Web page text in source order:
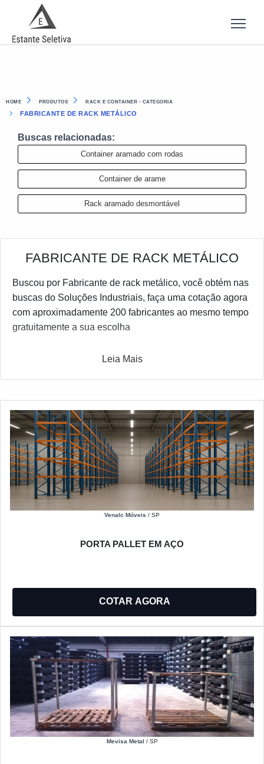
HOME PRODUTOS RACK E CONTAINER - CATEGORIA
FABRICANTE DE RACK METÁLICO
Buscas relacionadas:
Container aramado com rodas
Container de arame
Rack aramado desmontável
FABRICANTE DE RACK METÁLICO
Buscou por Fabricante de rack metálico, você obtém nas
buscas do Soluções Industriais, faça uma cotação agora
com aproximadamente 200 fabricantes ao mesmo tempo
gratuitamente a sua escolha
Leia Mais
Venalc Móveis / SP
PORTA PALLET EM AÇO
COTAR AGORA
Mevisa Metal / SP